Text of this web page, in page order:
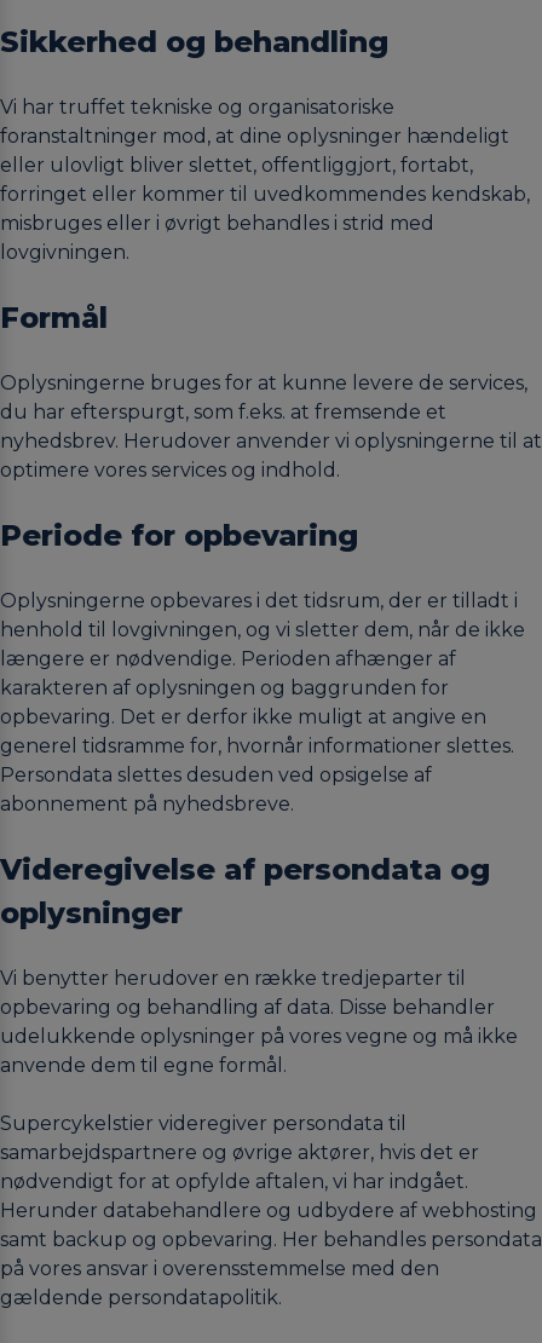
Sikkerhed og behandling
Vi har truffet tekniske og organisatoriske
foranstaltninger mod, at dine oplysninger hændeligt
eller ulovligt bliver slettet, offentliggjort, fortabt,
forringet eller kommer til uvedkommendes kendskab,
misbruges eller i øvrigt behandles i strid med
lovgivningen.
Formål
Oplysningerne bruges for at kunne levere de services,
du har efterspurgt, som f.eks. at fremsende et
nyhedsbrev. Herudover anvender vi oplysningerne til at
optimere vores services og indhold.
Periode for opbevaring
Oplysningerne opbevares i det tidsrum, der er tilladt i
henhold til lovgivningen, og vi sletter dem, når de ikke
længere er nødvendige. Perioden afhænger af
karakteren af oplysningen og baggrunden for
opbevaring. Det er derfor ikke muligt at angive en
generel tidsramme for, hvornår informationer slettes.
Persondata slettes desuden ved opsigelse af
abonnement på nyhedsbreve.
Videregivelse af persondata og
oplysninger
Vi benytter herudover en række tredjeparter til
opbevaring og behandling af data. Disse behandler
udelukkende oplysninger på vores vegne og må ikke
anvende dem til egne formål.
Supercykelstier videregiver persondata til
samarbejdspartnere og øvrige aktører, hvis det er
nødvendigt for at opfylde aftalen, vi har indgået.
Herunder databehandlere og udbydere af webhosting
samt backup og opbevaring. Her behandles persondata
på vores ansvar i overensstemmelse med den
gældende persondatapolitik.